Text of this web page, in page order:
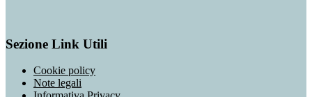
Sezione Link Utili
Cookie policy
Note legali